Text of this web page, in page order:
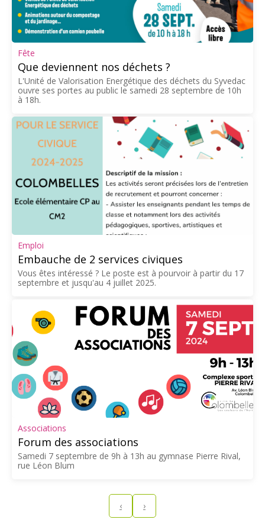
Fête
Que deviennent nos déchets ?
L'Unité de Valorisation Energétique des déchets du Syvedac
ouvre ses portes au public le samedi 28 septembre de 10h
à 18h.
Emploi
Embauche de 2 services civiques
Vous êtes intéressé ? Le poste est à pourvoir à partir du 17
septembre et jusqu'au 4 juillet 2025.
Associations
Forum des associations
Samedi 7 septembre de 9h à 13h au gymnase Pierre Rival,
rue Léon Blum
‹ ›